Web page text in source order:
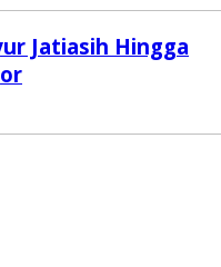
Jatiasih Hingga